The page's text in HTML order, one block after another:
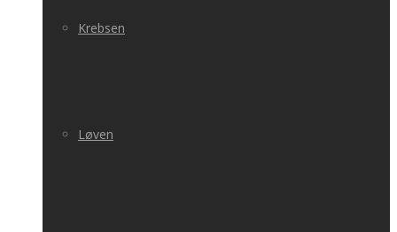
Krebsen
Løven